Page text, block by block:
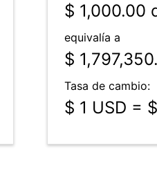
$ 1,000.00
equivalía a
$
Tasa de cambio:
$ 1 USD =